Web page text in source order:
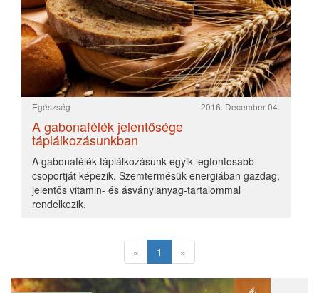
Egészség 2016. December 04.
A gabonafélék jelentősége
táplálkozásunkban
A gabonafélék táplálkozásunk egyik legfontosabb
csoportját képezik. Szemtermésük energiában gazdag,
jelentős vitamin- és ásványianyag-tartalommal
rendelkezik.
« 1 »